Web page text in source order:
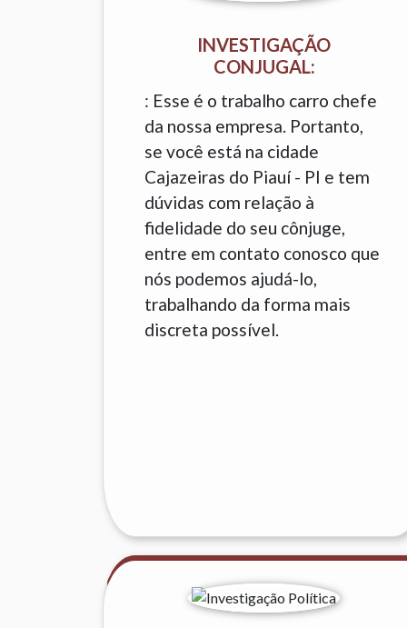
INVESTIGAÇÃO
CONJUGAL:
: Esse é o trabalho carro chefe
da nossa empresa. Portanto,
se você está na cidade
Cajazeiras do Piauí - PI e tem
dúvidas com relação à
fidelidade do seu cônjuge,
entre em contato conosco que
nós podemos ajudá-lo,
trabalhando da forma mais
discreta possível.